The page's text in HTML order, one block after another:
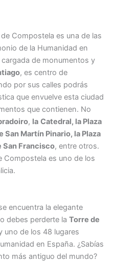
Compostela es una de las
de la Humanidad en
de monumentos y
, es centro de
por sus calles podrás
que envuelve esta ciudad
que contienen. No
, la Catedral, la Plaza
Martín Pinario, la Plaza
San Francisco, entre otros.
Compostela es uno de los
encuentra la elegante
debes perderte la Torre de
uno de los 48 lugares
en España. ¿Sabías
más antiguo del mundo?